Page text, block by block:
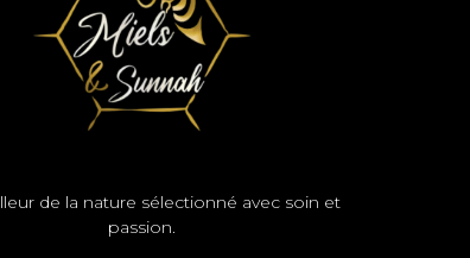
de la nature sélectionné avec soin et
passion.